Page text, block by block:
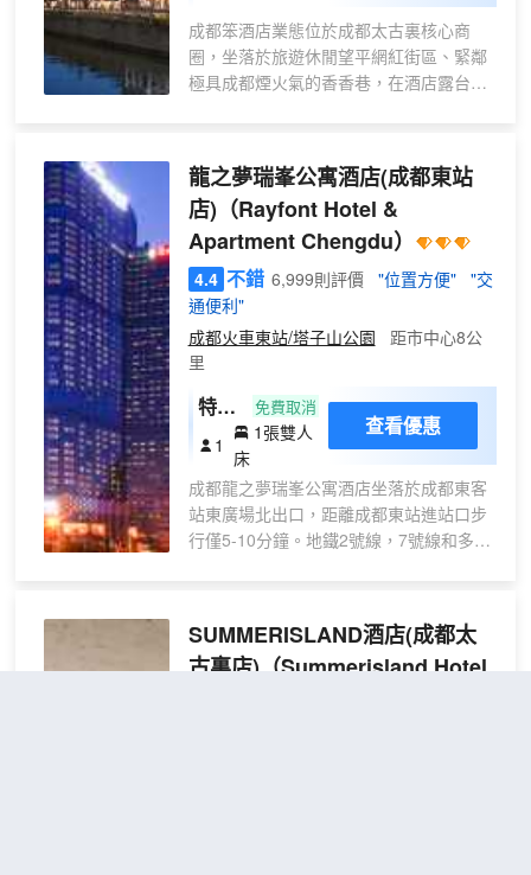
（智
能客
控
墊
+智
能馬
桶）
成都笨酒店業態位於成都太古裏核心商
圈，坐落於旅遊休閒望平網紅街區、緊鄰
極具成都煙火氣的香香巷，在酒店露台可
場、成都科技館、春熙路、寬窄巷子僅15
分鐘車程，錦裏、熊貓基地30分鐘車程。
笨酒店有客房包含特別關注女性羣體入住
體驗的Eva Floor。以“慵懶”為核心的藝術
主題，獨立IP笨笨鼠為創意核心，融入現
代國際藝術家奧特曼之父中田和幸作品和
法國畫家波諾瓦巴塞特經典作品，在酒店
藝術畫廊感受藝術作品的靈感脈搏。全智
能化的設備提供“一鍵變懶” ，貼心式笨管
家服務為您創造“好夢成都”。 笨酒店業態
城市微度假目的地，擁有笨貨、笨驛·熊貓
採耳、笨驛·麥悠悠SPA、笨驛·蔓河系花
藝、笨剪·髮型設計工作室等多種業態。你
可在3F品嚐到笨菜·創意河景餐廳經典美
食、笨茶的創意茶品；錦江河畔，與好友
在笨樹B-Tree咖啡敍敍舊；夜幕降臨，一
一起慢下來，慵懶地享受這座城市的温度
和厚度。 笨酒店，進門就是藝術範兒，出
龍之夢瑞峯公寓酒店(成都東站
店) （Rayfont Hotel &
Apartment Chengdu）
4.4 不錯 6,999則評價 "位置方便"
"交
通便利"
成都火車東站/塔子山公園
距市中心8公
里
特價
大床
免費取消
1
1張雙人
床
查看優惠
成都龍之夢瑞峯公寓酒店坐落於成都東客
站東廣場北出口，距離成都東站進站口步
行僅5-10分鐘。地鐵2號線，7號線和多條
融中心（IFS廣場）、春熙路商圈、太古裏
商圈。搭乘成綿樂快線到雙流機場僅需16
分鐘。 酒店設有1,159間配置齊全、設備
SUMMERISLAND酒店(成都太
古裏店) （Summerisland Hotel